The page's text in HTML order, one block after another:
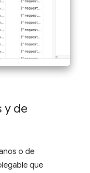
y de
o de
que